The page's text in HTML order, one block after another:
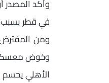
وأكد المصدر
في قطر
ومن
وخوض معسكر
الأهلي